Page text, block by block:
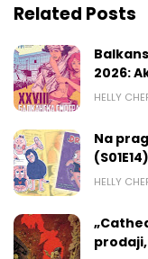
Related Posts
2026:
HELLY
Na
(S01E14)
HELLY